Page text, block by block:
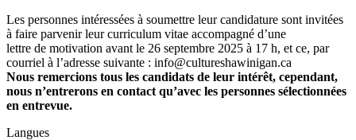
Les personnes intéressées à soumettre leur candidature sont invitées
à faire parvenir leur curriculum vitae accompagné d’une
lettre de motivation avant le 26 septembre 2025 à 17 h, et ce, par
courriel à l’adresse suivante : info@cultureshawinigan.ca
Nous remercions tous les candidats de leur intérêt, cependant,
nous n’entrerons en contact qu’avec les personnes sélectionnées
en entrevue.
Langues